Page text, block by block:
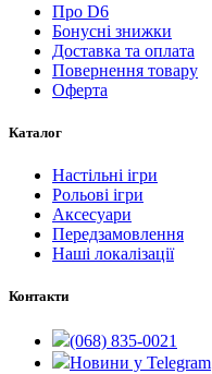
Про D6
Бонусні знижки
Доставка та оплата
Повернення товару
Оферта
Каталог
Настільні ігри
Рольові ігри
Аксесуари
Передзамовлення
Наші локалізації
Контакти
(068) 835-0021
Новини у Telegram